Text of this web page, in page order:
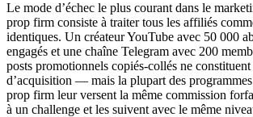
Le mode d’échec le plus courant dans le
prop firm consiste à traiter tous les affiliés
identiques. Un créateur YouTube avec 50 000
engagés et une chaîne Telegram avec 200
posts promotionnels copiés-collés ne constituent
d’acquisition — mais la plupart des
prop firm leur versent la même commission
à un challenge et les suivent avec le même